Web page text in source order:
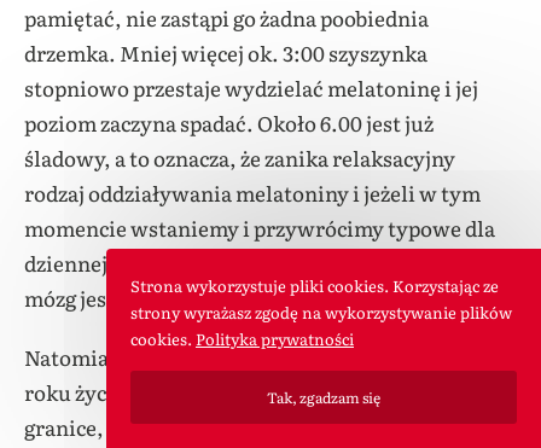
pamiętać, nie zastąpi go żadna poobiednia
drzemka. Mniej więcej ok. 3:00 szyszynka
stopniowo przestaje wydzielać melatoninę i jej
poziom zaczyna spadać. Około 6.00 jest już
śladowy, a to oznacza, że zanika relaksacyjny
rodzaj oddziaływania melatoniny i jeżeli w tym
momencie wstaniemy i przywrócimy typowe dla
dziennej aktywności krążenie w naszym ciele, nasz
mózg jest gotowy, by podjąć pełną aktywność.
Natomiast u nastolatka mniej więcej od 12 do 17
roku życia, choć oczywiście nie są to sztywne
granice, cały cykl jest przesunięty o ok. 3 godziny
Strona wykorzystuje pliki cookies. Korzystając ze
strony wyrażasz zgodę na wykorzystywanie plików
cookies. Polityka prywatności
Tak, zgadzam się